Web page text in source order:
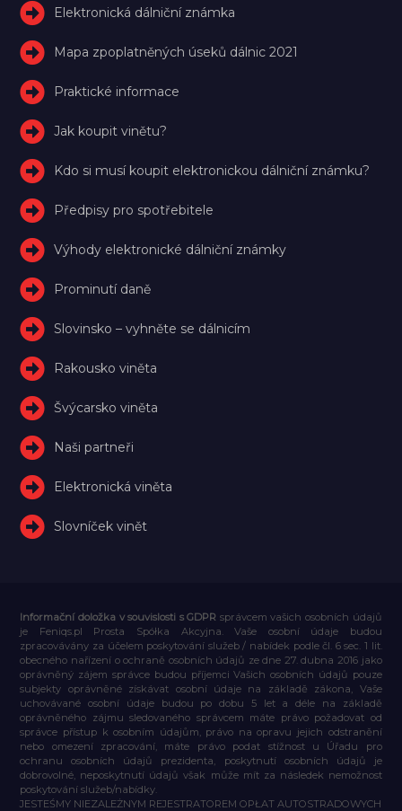
Elektronická dálniční známka
Mapa zpoplatněných úseků dálnic 2021
Praktické informace
Jak koupit vinětu?
Kdo si musí koupit elektronickou dálniční známku?
Předpisy pro spotřebitele
Výhody elektronické dálniční známky
Prominutí daně
Slovinsko – vyhněte se dálnicím
Rakousko viněta
Švýcarsko viněta
Naši partneři
Elektronická viněta
Slovníček vinět
Informační doložka v souvislosti s GDPR správcem vašich osobních údajů
je Feniqs.pl Prosta Spółka Akcyjna. Vaše osobní údaje budou
zpracovávány za účelem poskytování služeb / nabídek podle čl. 6 sec. 1 lit.
obecného nařízení o ochraně osobních údajů ze dne 27. dubna 2016 jako
oprávněný zájem správce budou příjemci Vašich osobních údajů pouze
subjekty oprávněné získávat osobní údaje na základě zákona, Vaše
uchovávané osobní údaje budou po dobu 5 let a déle na základě
oprávněného zájmu sledovaného správcem máte právo požadovat od
správce přístup k osobním údajům, právo na opravu jejich odstranění
nebo omezení zpracování, máte právo podat stížnost u Úřadu pro
ochranu osobních údajů prezidenta, poskytnutí osobních údajů je
dobrovolné, neposkytnutí údajů však může mít za následek nemožnost
poskytování služeb/nabídky.
JESTEŚMY NIEZALEŻNYM REJESTRATOREM OPŁAT AUTOSTRADOWYCH